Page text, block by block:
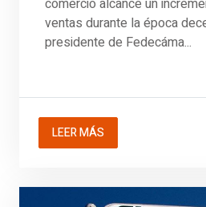
comercio alcance un
ventas durante la época
presidente de Fedecáma...
LEER MÁS